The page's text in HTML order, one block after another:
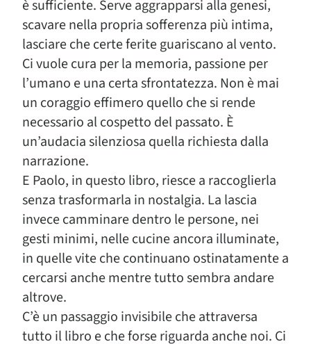
è sufficiente. Serve aggrapparsi alla genesi,
scavare nella propria sofferenza più intima,
lasciare che certe ferite guariscano al vento.
Ci vuole cura per la memoria, passione per
l’umano e una certa sfrontatezza. Non è mai
un coraggio effimero quello che si rende
necessario al cospetto del passato. È
un’audacia silenziosa quella richiesta dalla
narrazione.
E Paolo, in questo libro, riesce a raccoglierla
senza trasformarla in nostalgia. La lascia
invece camminare dentro le persone, nei
gesti minimi, nelle cucine ancora illuminate,
in quelle vite che continuano ostinatamente a
cercarsi anche mentre tutto sembra andare
altrove.
C’è un passaggio invisibile che attraversa
tutto il libro e che forse riguarda anche noi. Ci